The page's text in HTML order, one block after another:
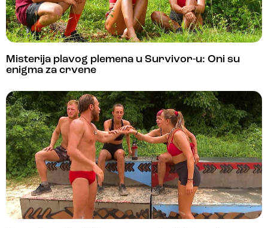
Misterija plavog plemena u Survivor-u: Oni su
enigma za crvene